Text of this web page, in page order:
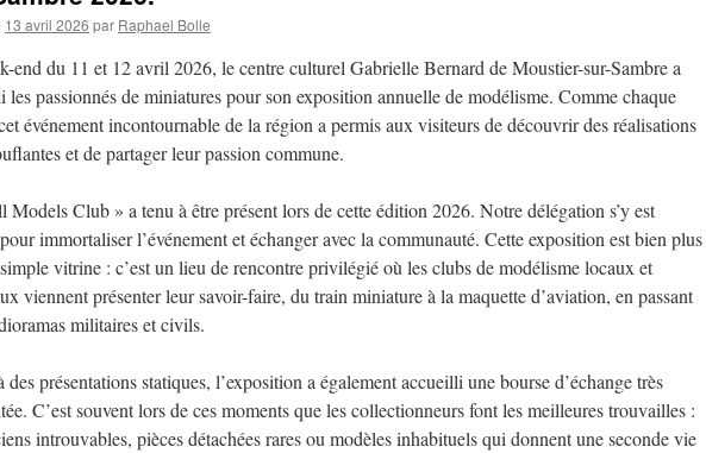
13 avril 2026 par Raphael Bolle
end du 11 et 12 avril 2026, le centre culturel Gabrielle Bernard de Moustier-sur-Sambre a
les passionnés de miniatures pour son exposition annuelle de modélisme. Comme chaque
événement incontournable de la région a permis aux visiteurs de découvrir des réalisations
et de partager leur passion commune.
Club » a tenu à être présent lors de cette édition 2026. Notre délégation s’y est
immortaliser l’événement et échanger avec la communauté. Cette exposition est bien plus
vitrine : c’est un lieu de rencontre privilégié où les clubs de modélisme locaux et
viennent présenter leur savoir-faire, du train miniature à la maquette d’aviation, en passant
militaires et civils.
des présentations statiques, l’exposition a également accueilli une bourse d’échange très
C’est souvent lors de ces moments que les collectionneurs font les meilleures trouvailles :
introuvables, pièces détachées rares ou modèles inhabituels qui donnent une seconde vie